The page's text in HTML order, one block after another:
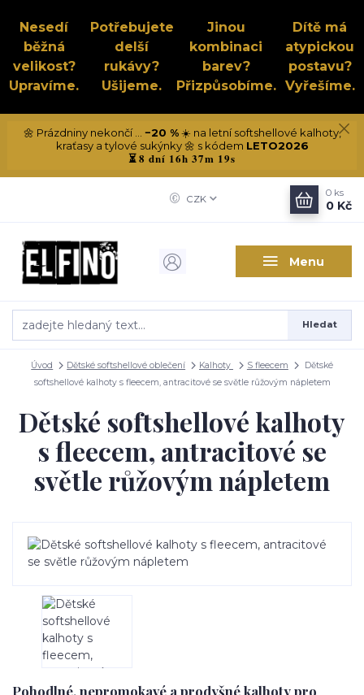
Nesedí
běžná
velikost?
Upravíme.
Potřebujete
delší
rukávy?
Ušijeme.
Jinou
kombinaci
barev?
Přizpůsobíme.
Dítě má
atypickou
postavu?
Vyřešíme.
🌼 Prázdniny nekončí ... −20 %☀️ na letní softshellové kalhoty,
kraťasy a tylové sukýnky 🌼 s kódem LETO2026
⏳8 dní 16h 37m 19s
Menu
CZK
Hledat
0 ks
0 Kč
Úvod Dětské softshellové oblečení Kalhoty S fleecem
Dětské
softshellové kalhoty s fleecem, antracitové se světle růžovým nápletem
Dětské softshellové kalhoty
s fleecem, antracitové se
světle růžovým nápletem
Pohodlné, nepromokavé a prodyšné kalhoty pro